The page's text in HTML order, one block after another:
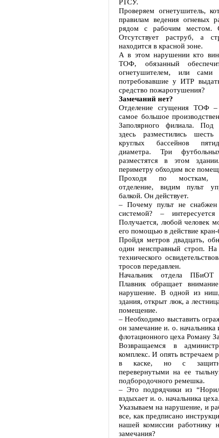
РТСУ.
Проверяем огнетушитель,
правилам ведения огневых
рядом с рабочим местом.
Отсутствует раструб, а
находится в красной зоне.
А в этом нарушении кто
ТОФ, обязанный
огнетушителем, или сами
потребовавшие у ИТР
средство пожаротушения?
Замечаний нет?
Отделение сгущения ТОФ –
самое большое
Заполярного филиала.
здесь разместились шесть
круглых бассейнов
диаметра. Три
разместятся в этом
периметру обходим все
Проходя по мосткам,
отделение, видим пульт
балкой. Он действует.
– Почему пульт не снабжен
системой? –
Получается, любой человек
его помощью в действие кран-
Пройдя метров двадцать,
один неисправный строп.
технического
тросов передавлен.
Начальник отдела
Плавник обращает
нарушение. В одной из
здания, открыт люк, а
помещение.
– Необходимо выставить
он замечание и. о. начальника
флотационного цеха Роману
Возвращаемся в
комплекс. И опять встречаем
в каске, но с
перевернутыми на ее
подбородочного ремешка.
– Это подрядчики из
вздыхает и. о. начальника
Указываем на нарушение, и
все, как предписано
нашей комиссии работнику
замечания?